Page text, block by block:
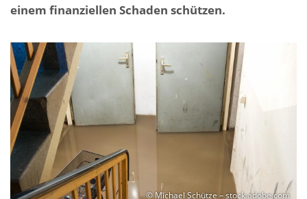
einem finanziellen Schaden schützen.
© Michael Schütze – stock.adobe.com